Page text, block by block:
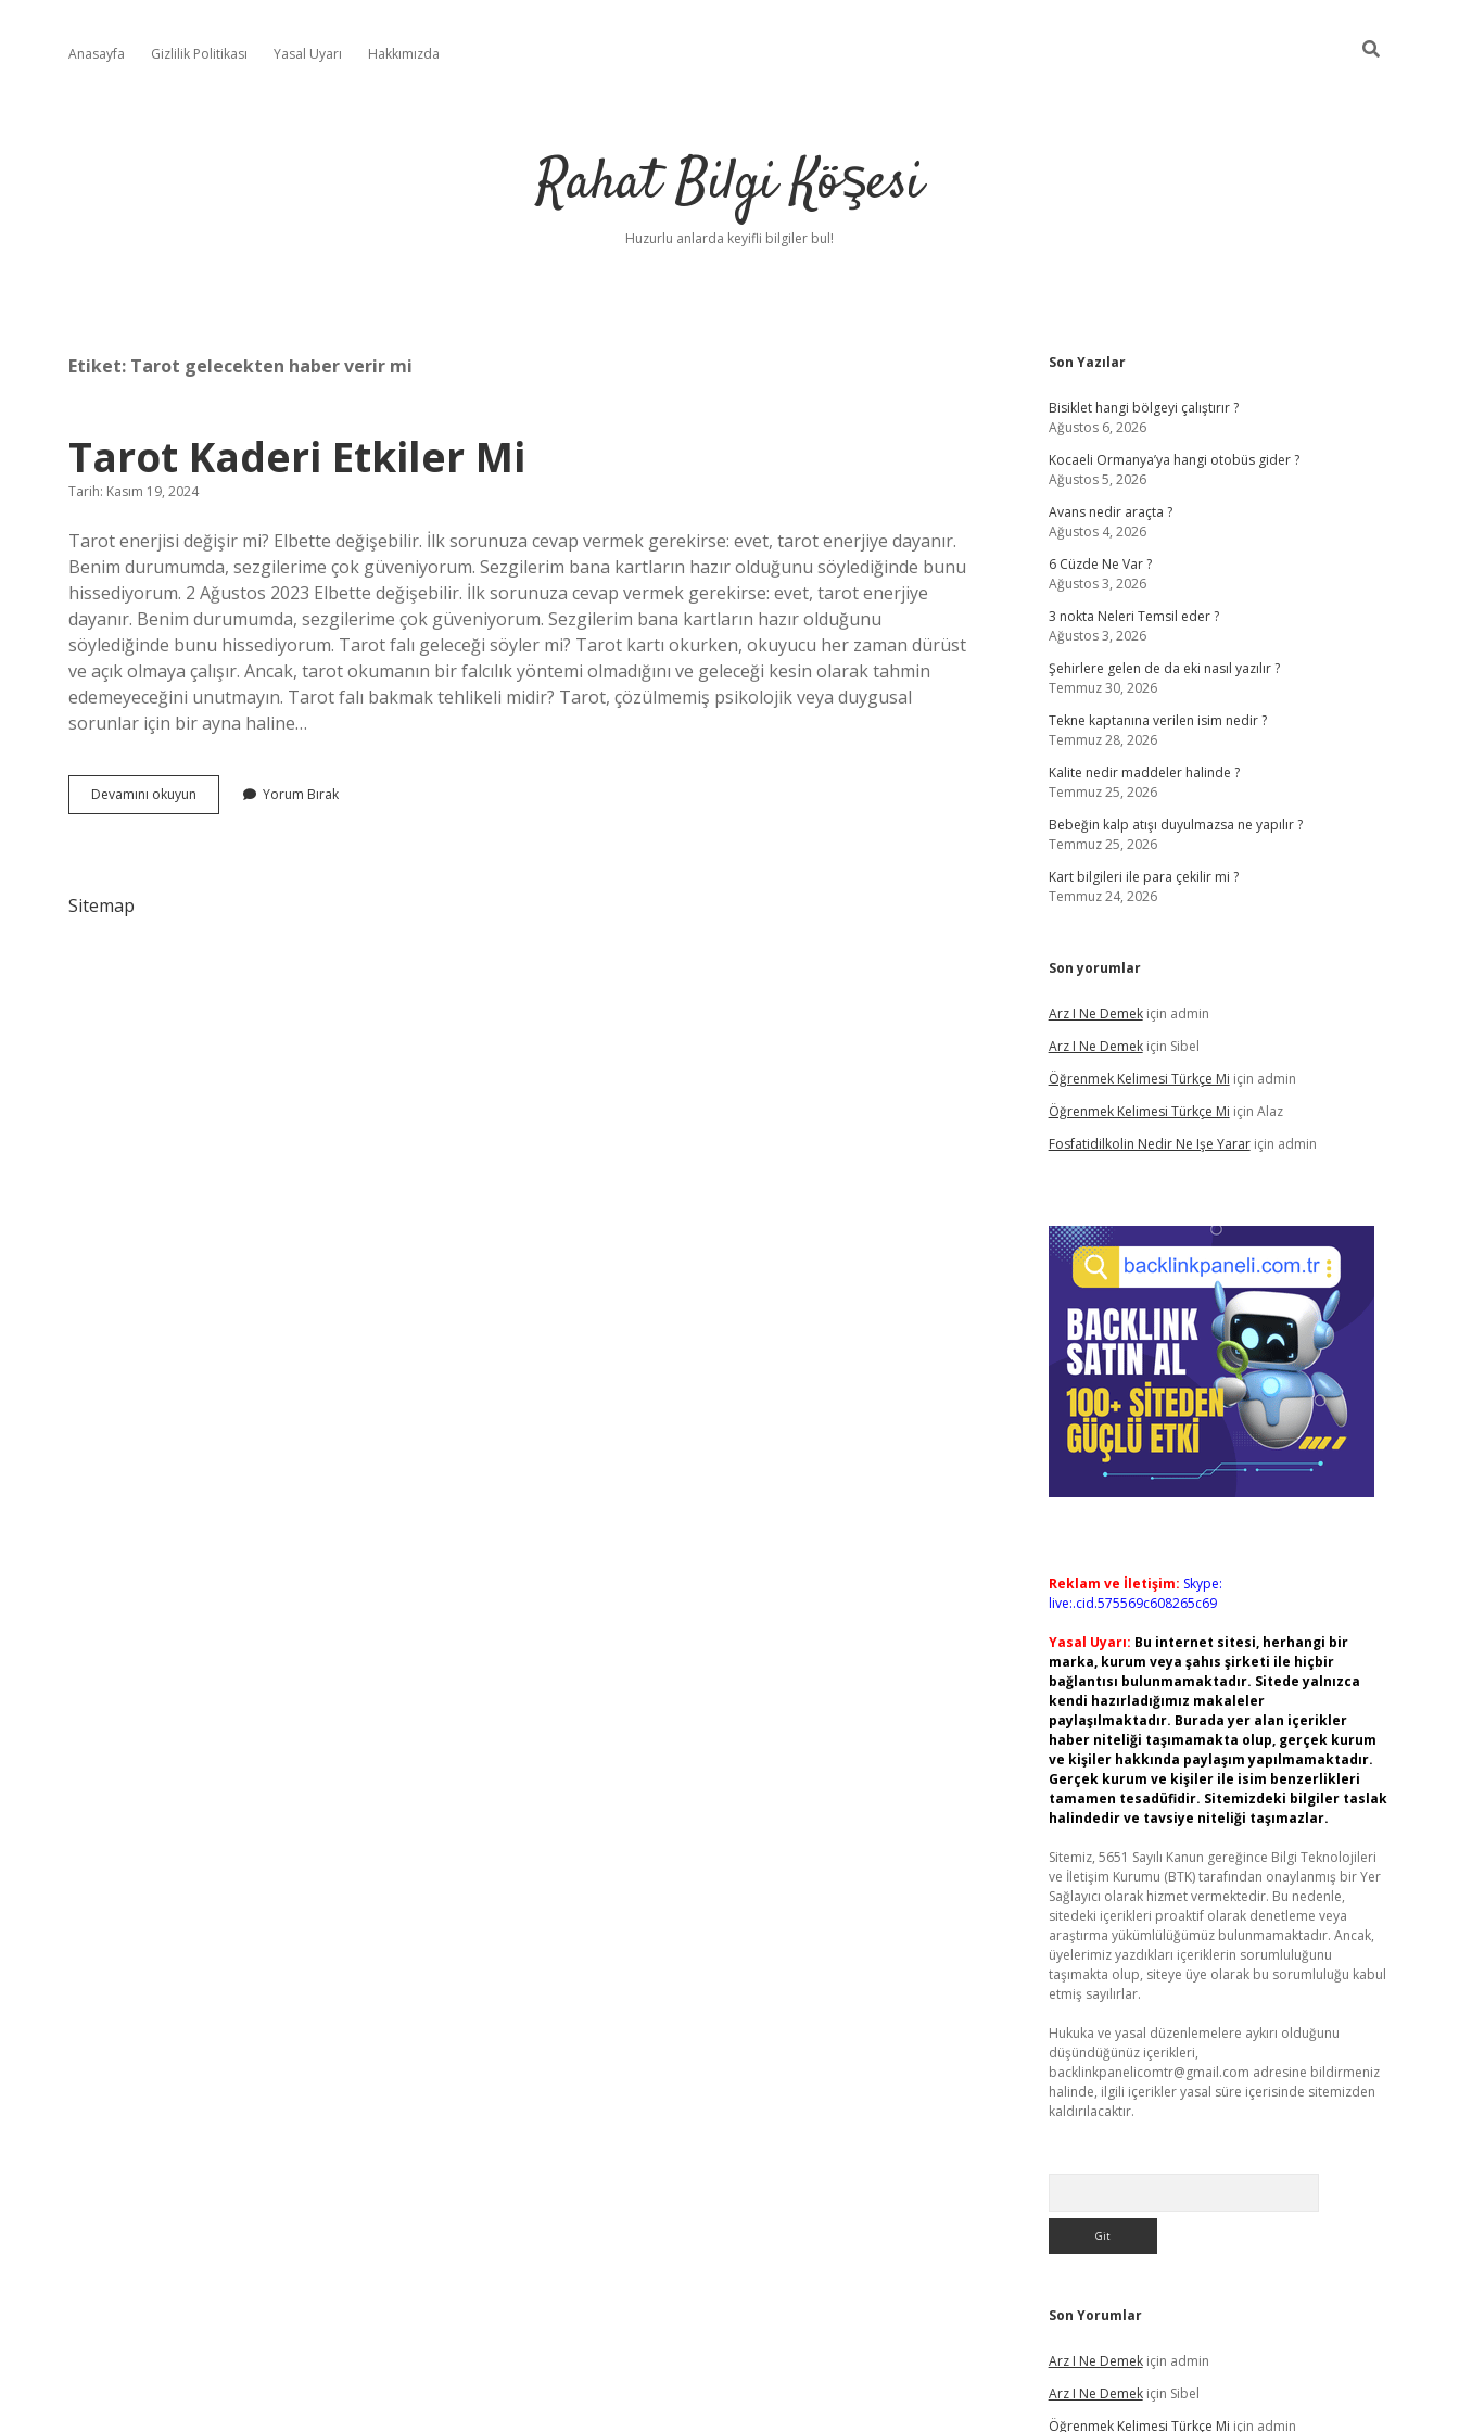
Anasayfa Gizlilik Politikası Yasal Uyarı Hakkımızda
Rahat Bilgi Köşesi
Huzurlu anlarda keyifli bilgiler bul!
Etiket: Tarot gelecekten haber verir mi
Tarot Kaderi Etkiler Mi
Tarih: Kasım 19, 2024
Tarot enerjisi değişir mi? Elbette değişebilir. İlk sorunuza cevap vermek gerekirse: evet, tarot enerjiye dayanır.
Benim durumumda, sezgilerime çok güveniyorum. Sezgilerim bana kartların hazır olduğunu söylediğinde bunu
hissediyorum. 2 Ağustos 2023 Elbette değişebilir. İlk sorunuza cevap vermek gerekirse: evet, tarot enerjiye
dayanır. Benim durumumda, sezgilerime çok güveniyorum. Sezgilerim bana kartların hazır olduğunu
söylediğinde bunu hissediyorum. Tarot falı geleceği söyler mi? Tarot kartı okurken, okuyucu her zaman dürüst
ve açık olmaya çalışır. Ancak, tarot okumanın bir falcılık yöntemi olmadığını ve geleceği kesin olarak tahmin
edemeyeceğini unutmayın. Tarot falı bakmak tehlikeli midir? Tarot, çözülmemiş psikolojik veya duygusal
sorunlar için bir ayna haline…
Devamını okuyun
Kaderi
Yorum Bırak
Sitemap
Sidebar
Son Yazılar
Bisiklet hangi bölgeyi çalıştırır ?
Ağustos 6, 2026
Kocaeli Ormanya’ya hangi otobüs gider ?
Ağustos 5, 2026
Avans nedir araçta ?
Ağustos 4, 2026
6 Cüzde Ne Var ?
Ağustos 3, 2026
3 nokta Neleri Temsil eder ?
Ağustos 3, 2026
Şehirlere gelen de da eki nasıl yazılır ?
Temmuz 30, 2026
Tekne kaptanına verilen isim nedir ?
Temmuz 28, 2026
Kalite nedir maddeler halinde ?
Temmuz 25, 2026
Bebeğin kalp atışı duyulmazsa ne yapılır ?
Temmuz 25, 2026
Kart bilgileri ile para çekilir mi ?
Temmuz 24, 2026
Son yorumlar
Arz I Ne Demekiçin admin
Arz I Ne Demekiçin Sibel
Öğrenmek Kelimesi Türkçe Mi için admin
Öğrenmek Kelimesi Türkçe Mi için Alaz
Fosfatidilkolin Nedir Ne Işe Yarariçin admin
Reklam ve İletişim: Skype:
live:.cid.575569c608265c69
Yasal Uyarı: Bu internet sitesi, herhangi bir
marka, kurum veya şahıs şirketi ile hiçbir
bağlantısı bulunmamaktadır. Sitede yalnızca
kendi hazırladığımız makaleler
paylaşılmaktadır. Burada yer alan içerikler
haber niteliği taşımamakta olup, gerçek kurum
ve kişiler hakkında paylaşım yapılmamaktadır.
Gerçek kurum ve kişiler ile isim benzerlikleri
tamamen tesadüfidir. Sitemizdeki bilgiler taslak
halindedir ve tavsiye niteliği taşımazlar.
Sitemiz, 5651 Sayılı Kanun gereğince Bilgi Teknolojileri
ve İletişim Kurumu (BTK) tarafından onaylanmış bir Yer
Sağlayıcı olarak hizmet vermektedir. Bu nedenle,
sitedeki içerikleri proaktif olarak denetleme veya
araştırma yükümlülüğümüz bulunmamaktadır. Ancak,
üyelerimiz yazdıkları içeriklerin sorumluluğunu
taşımakta olup, siteye üye olarak bu sorumluluğu kabul
etmiş sayılırlar.
Hukuka ve yasal düzenlemelere aykırı olduğunu
düşündüğünüz içerikleri,
backlinkpanelicomtr@gmail.com adresine bildirmeniz
halinde, ilgili içerikler yasal süre içerisinde sitemizden
kaldırılacaktır.
Son Yorumlar
Arz I Ne Demekiçin admin
Arz I Ne Demekiçin Sibel
Öğrenmek Kelimesi Türkçe Mi için admin